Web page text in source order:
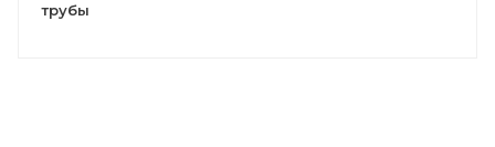
трубы